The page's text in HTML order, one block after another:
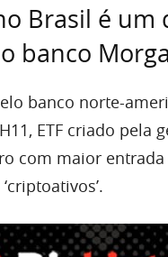
Brasil é
banco
banco norte-
ETF criado pela
com maior